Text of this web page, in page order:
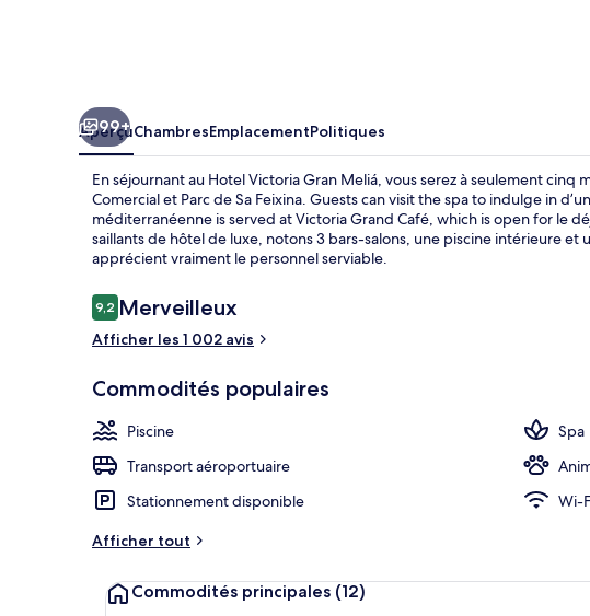
99+
AperçuChambresEmplacementPolitiques
En séjournant au Hotel Victoria Gran Meliá, vous serez à seulement cinq
Comercial et Parc de Sa Feixina. Guests can visit the spa to indulge in
méditerranéenne is served at Victoria Grand Café, which is open for le
saillants de hôtel de luxe, notons 3 bars-salons, une piscine intérieure et
apprécient vraiment le personnel serviable.
Avis
9,29,2 sur 10 –
Merveilleux
Afficher les 1 002 avis
Commodités populaires
Piscine
Spa
Transport aéroportuaire
Stationnement disponible
Wi-
Afficher tout
Commodités principales (12)